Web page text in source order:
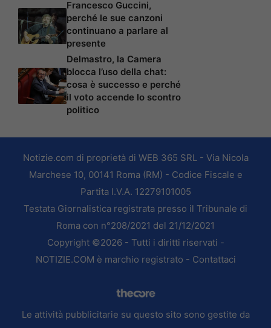
Francesco Guccini,
perché le sue canzoni
continuano a parlare al
presente
Delmastro, la Camera
blocca l’uso della chat:
cosa è successo e perché
il voto accende lo scontro
politico
Notizie.com di proprietà di WEB 365 SRL - Via Nicola
Marchese 10, 00141 Roma (RM) - Codice Fiscale e
Partita I.V.A. 12279101005
Testata Giornalistica registrata presso il Tribunale di
Roma con n°208/2021 del 21/12/2021
Copyright ©2026 - Tutti i diritti riservati -
NOTIZIE.COM è marchio registrato - Contattaci
Le attività pubblicitarie su questo sito sono gestite da